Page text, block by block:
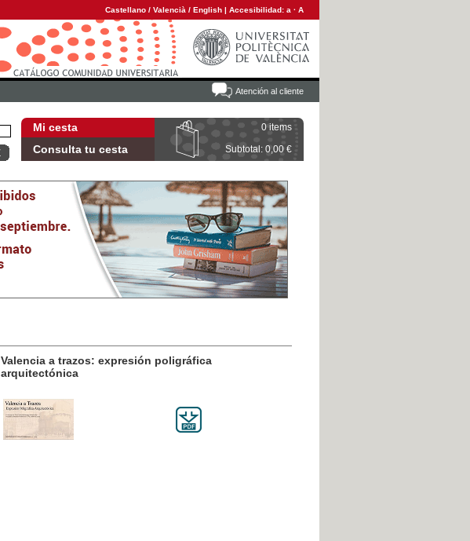
Castellano / Valencià / English | Accesibilidad: a · A
Atención al cliente
Mi cesta 0 items
Consulta tu cesta Subtotal: 0,00 €
Valencia a trazos: expresión poligráfica
arquitectónica